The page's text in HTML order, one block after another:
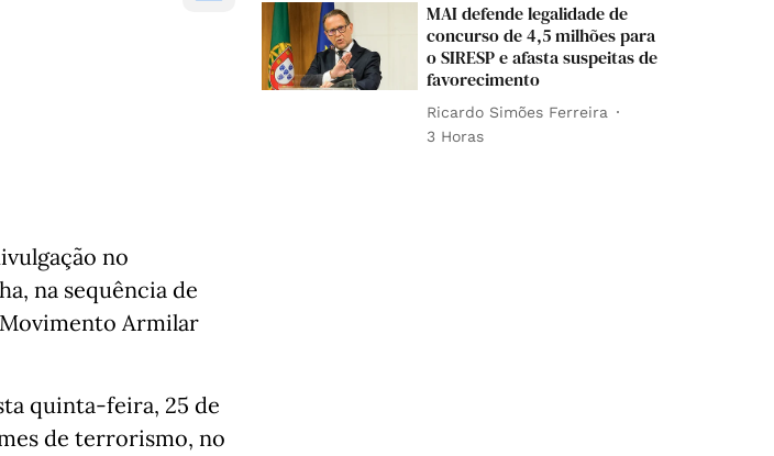
no
na sequência de
Armilar
quinta-feira, 25 de
de terrorismo, no
MAI defende legalidade de
concurso de 4,5 milhões para
o SIRESP e afasta suspeitas de
favorecimento
Ricardo Simões Ferreira
3 Horas